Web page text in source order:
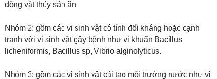
động vật thủy sản ăn.
Nhóm 2: gồm các vi sinh vật có tính đối kháng hoặc cạnh
tranh với vi sinh vật gây bệnh như vi khuẩn Bacillus
licheniformis, Bacillus sp, Vibrio alginolyticus.
Nhóm 3: gồm các vi sinh vật cải tạo môi trường nước như vi